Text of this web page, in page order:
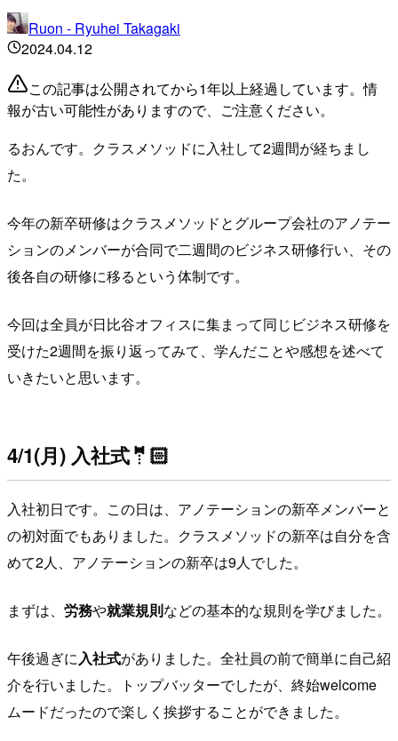
Ruon - Ryuhei Takagaki
2024.04.12
この記事は公開されてから1年以上経過しています。情
報が古い可能性がありますので、ご注意ください。
るおんです。クラスメソッドに入社して2週間が経ちまし
た。
今年の新卒研修はクラスメソッドとグループ会社のアノテー
ションのメンバーが合同で二週間のビジネス研修行い、その
後各自の研修に移るという体制です。
今回は全員が日比谷オフィスに集まって同じビジネス研修を
受けた2週間を振り返ってみて、学んだことや感想を述べて
いきたいと思います。
4/1(月) 入社式🤵🏻
入社初日です。この日は、アノテーションの新卒メンバーと
の初対面でもありました。クラスメソッドの新卒は自分を含
めて2人、アノテーションの新卒は9人でした。
まずは、 労務や就業規則などの基本的な規則を学びました。
午後過ぎに入社式がありました。全社員の前で簡単に自己紹
介を行いました。トップバッターでしたが、終始welcome
ムードだったので楽しく挨拶することができました。